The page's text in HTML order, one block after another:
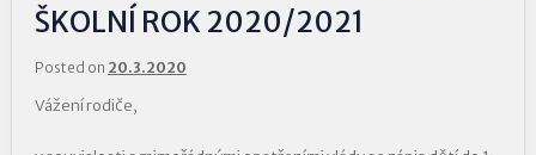
ŠKOLNÍ ROK 2020/2021
Posted on 20.3.2020
Vážení rodiče,